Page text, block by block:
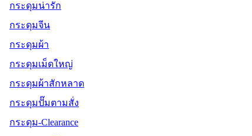
กระดุมน่ารัก
กระดุมจีน
กระดุมผ้า
กระดุมเม็ดใหญ่
กระดุมผ้าสักหลาด
กระดุมปั๊มตามสั่ง
กระดุม-Clearance